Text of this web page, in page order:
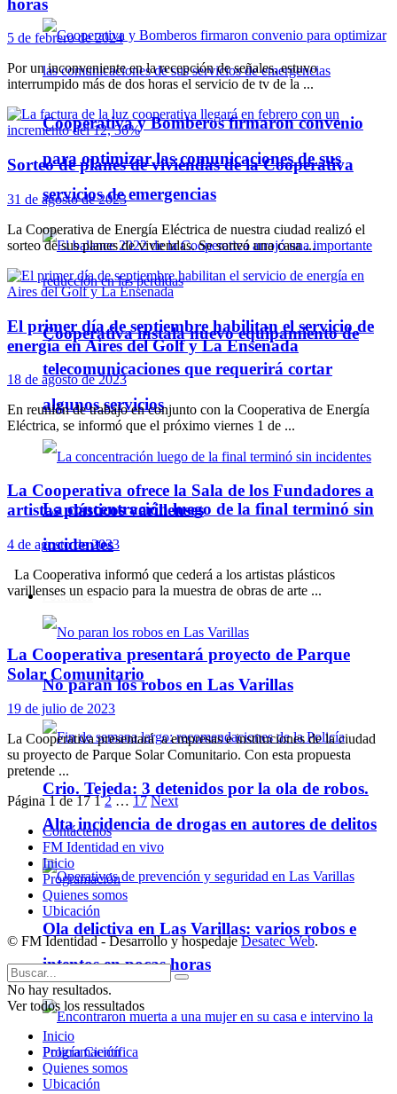
Cooperativa y Bomberos firmaron convenio
para optimizar las comunicaciones de sus
servicios de emergencias
Cooperativa instala nuevo equipamiento de
telecomunicaciones que requerirá cortar
algunos servicios
La concentración luego de la final terminó sin
incidentes
Policiales
No paran los robos en Las Varillas
Crio. Tejeda: 3 detenidos por la ola de robos.
Alta incidencia de drogas en autores de delitos
Ola delictiva en Las Varillas: varios robos e
intentos en pocas horas
5 de febrero de 2024
Por un inconveniente en la recepción de señales, estuvo
interrumpido más de dos horas el servicio de tv de la ...
Sorteo de planes de viviendas de la Cooperativa
31 de agosto de 2023
La Cooperativa de Energía Eléctrica de nuestra ciudad realizó el
sorteo de sus planes de viviendas. Se sorteó una casa ...
El primer día de septiembre habilitan el servicio de
energía en Aires del Golf y La Ensenada
18 de agosto de 2023
En reunión de trabajo en conjunto con la Cooperativa de Energía
Eléctrica, se informó que el próximo viernes 1 de ...
La Cooperativa ofrece la Sala de los Fundadores a
artistas plásticos varillenses
4 de agosto de 2023
La Cooperativa informó que cederá a los artistas plásticos
varillenses un espacio para la muestra de obras de arte ...
La Cooperativa presentará proyecto de Parque
Solar Comunitario
19 de julio de 2023
La Cooperativa presentará a empresas e instituciones de la ciudad
su proyecto de Parque Solar Comunitario. Con esta propuesta
pretende ...
Página 1 de 17 1 2 … 17 Next
Contáctenos
FM Identidad en vivo
Inicio
Programación
Quienes somos
Ubicación
© FM Identidad - Desarrollo y hospedajeDesatec Web.
No hay resultados.
Ver todos los ressultados
Inicio
Programación
Quienes somos
Ubicación